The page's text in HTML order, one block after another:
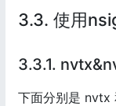
3.3. 使用
3.3.1.
下面分别是 nvtx